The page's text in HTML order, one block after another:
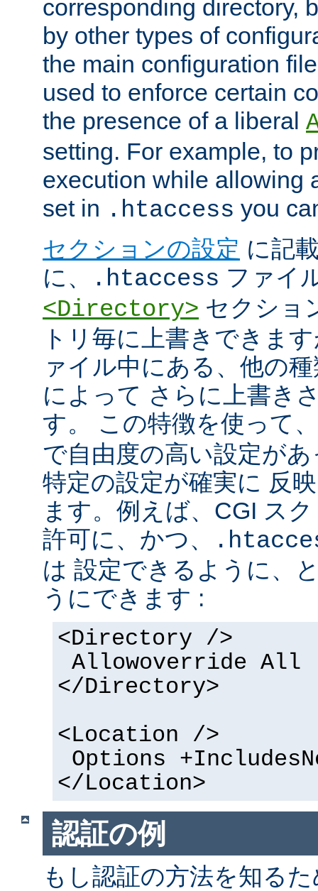
corresponding directory,
by other types of
the main configuration
used to enforce certain
the presence of a liberal
setting. For example, to
execution while allowing
set in .htaccess you
セクションの設定 に記
に、
.htaccess ファイ
<Directory> セクショ
トリ毎に上書きできま
ァイル中にある、他の
によって さらに上書き
す。 この特徴を使って
で自由度の高い設定が
特定の設定が確実に 反
ます。例えば、CGI ス
許可に、かつ、
は 設定できるように、
うにできます :
<Directory />
Allowoverride All
</Directory>
<Location />
Options
</Location>
認証の例
もし認証の方法を知る